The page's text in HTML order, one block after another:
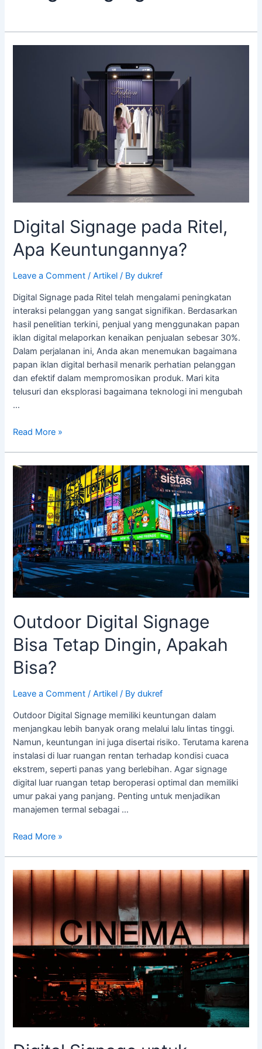
Digital Signage pada Ritel,
Apa Keuntungannya?
Leave a Comment /Artikel / Bydukref
Digital Signage pada Ritel telah mengalami peningkatan
interaksi pelanggan yang sangat signifikan. Berdasarkan
hasil penelitian terkini, penjual yang menggunakan papan
iklan digital melaporkan kenaikan penjualan sebesar 30%.
Dalam perjalanan ini, Anda akan menemukan bagaimana
papan iklan digital berhasil menarik perhatian pelanggan
dan efektif dalam mempromosikan produk. Mari kita
telusuri dan eksplorasi bagaimana teknologi ini mengubah
…
Read More »
Outdoor Digital Signage
Bisa Tetap Dingin, Apakah
Bisa?
Leave a Comment /Artikel / Bydukref
Outdoor Digital Signage memiliki keuntungan dalam
menjangkau lebih banyak orang melalui lalu lintas tinggi.
Namun, keuntungan ini juga disertai risiko. Terutama karena
instalasi di luar ruangan rentan terhadap kondisi cuaca
ekstrem, seperti panas yang berlebihan. Agar signage
digital luar ruangan tetap beroperasi optimal dan memiliki
umur pakai yang panjang. Penting untuk menjadikan
manajemen termal sebagai …
Outdoor
Digital
Signage
Bisa
Tetap
Dingin,
Apakah
Bisa?
Read More »
Digital
Signage
Bioskop